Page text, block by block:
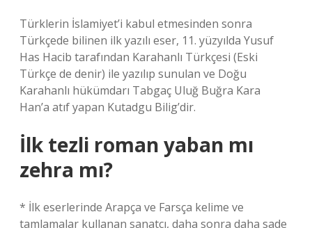
Türklerin İslamiyet’i kabul etmesinden sonra
Türkçede bilinen ilk yazılı eser, 11. yüzyılda Yusuf
Has Hacib tarafından Karahanlı Türkçesi (Eski
Türkçe de denir) ile yazılıp sunulan ve Doğu
Karahanlı hükümdarı Tabgaç Uluğ Buğra Kara
Han’a atıf yapan Kutadgu Bilig’dir.
İlk tezli roman yaban mı
zehra mı?
* İlk eserlerinde Arapça ve Farsça kelime ve
tamlamalar kullanan sanatçı, daha sonra daha sade